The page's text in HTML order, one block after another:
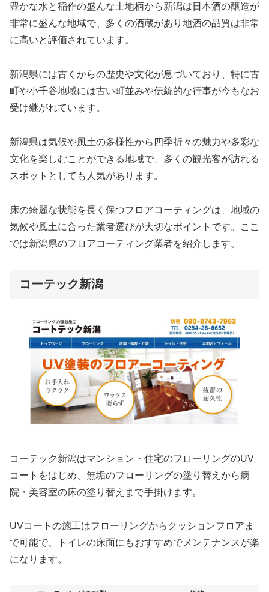
豊かな水と稲作の盛んな土地柄から新潟は日本酒の醸造が
非常に盛んな地域で、多くの酒蔵があり地酒の品質は非常
に高いと評価されています。
新潟県には古くからの歴史や文化が息づいており、特に古
町や小千谷地域には古い町並みや伝統的な行事が今もなお
受け継がれています。
新潟県は気候や風土の多様性から四季折々の魅力や多彩な
文化を楽しむことができる地域で、多くの観光客が訪れる
スポットとしても人気があります。
床の綺麗な状態を長く保つフロアコーティングは、地域の
気候や風土に合った業者選びが大切なポイントです。ここ
では新潟県のフロアコーティング業者を紹介します。
コーテック新潟
コーテック新潟はマンション・住宅のフローリングのUV
コートをはじめ、無垢のフローリングの塗り替えから病
院・美容室の床の塗り替えまで手掛けます。
UVコートの施工はフローリングからクッションフロアま
で可能で、トイレの床面にもおすすめでメンテナンスが楽
になります。